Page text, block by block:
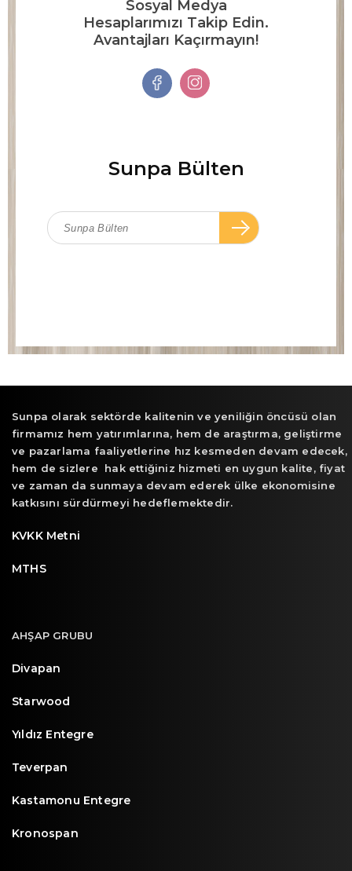
Sosyal Medya
Hesaplarımızı Takip Edin.
Avantajları Kaçırmayın!
Sunpa Bülten
Sunpa olarak sektörde kalitenin ve yeniliğin öncüsü olan
firmamız hem yatırımlarına, hem de araştırma, geliştirme
ve pazarlama faaliyetlerine hız kesmeden devam edecek,
hem de sizlere hak ettiğiniz hizmeti en uygun kalite, fiyat
ve zaman da sunmaya devam ederek ülke ekonomisine
katkısını sürdürmeyi hedeflemektedir.
KVKK Metni
MTHS
AHŞAP GRUBU
Divapan
Starwood
Yıldız Entegre
Teverpan
Kastamonu Entegre
Kronospan